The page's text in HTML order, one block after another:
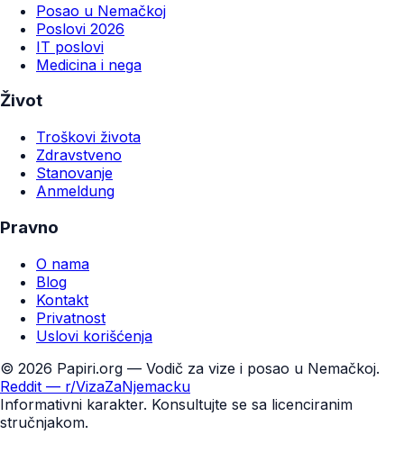
Posao u Nemačkoj
Poslovi 2026
IT poslovi
Medicina i nega
Život
Troškovi života
Zdravstveno
Stanovanje
Anmeldung
Pravno
O nama
Blog
Kontakt
Privatnost
Uslovi korišćenja
© 2026 Papiri.org — Vodič za vize i posao u Nemačkoj.
Reddit — r/VizaZaNjemacku
Informativni karakter. Konsultujte se sa licenciranim
stručnjakom.